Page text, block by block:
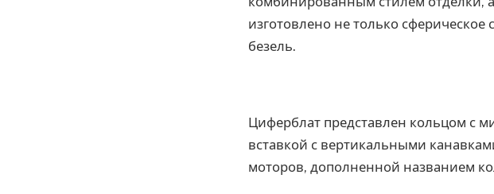
изготовлено не только
безель.
Циферблат представлен кольцом с
вставкой с вертикальными
моторов, дополненной названием